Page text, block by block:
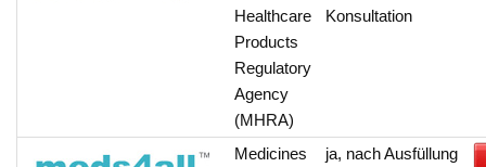
Healthcare
Products
Regulatory
Agency
(MHRA)
Konsultation
Medicines
ja, nach Ausfüllung